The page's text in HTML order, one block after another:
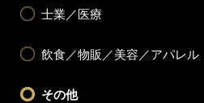
士業／医療
飲食／物販／美容／アパレル
その他